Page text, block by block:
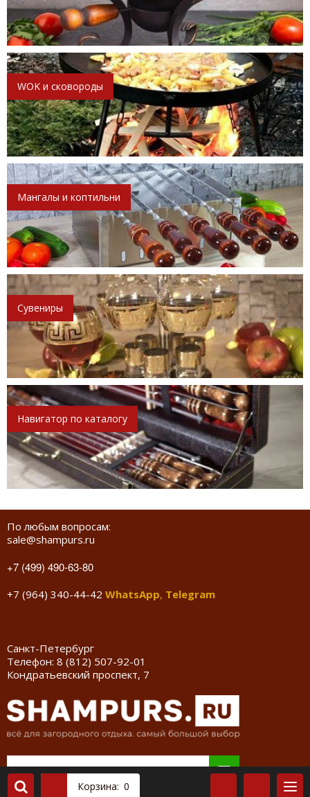
WOK и сковороды
Мангалы и коптильни
Сувениры
Навигатор по каталогу
По любым вопросам:
sale@shampurs.ru
+7 (499) 490-63-80
+7 (964) 340-44-42 WhatsApp, Telegram
Санкт-Петербург
Телефон: 8 (812) 507-92-01
Кондратьевский проспект, 7
Корзина: 0